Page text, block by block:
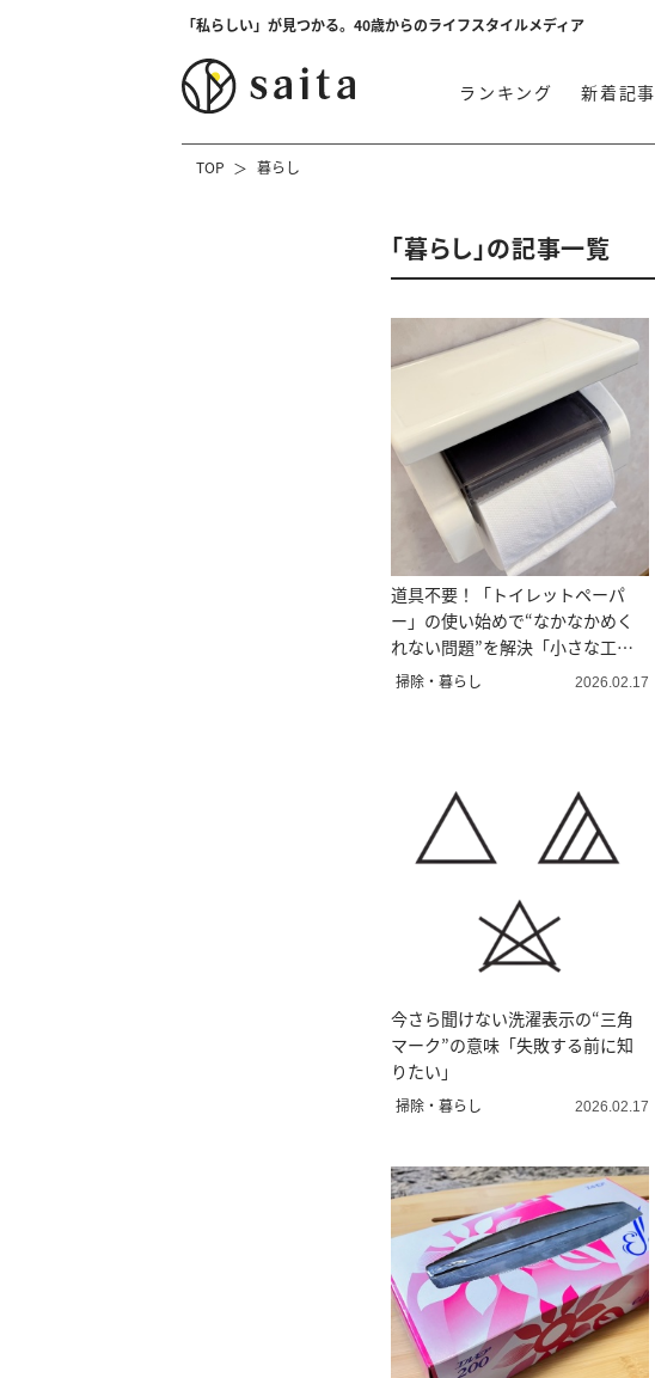
「私らしい」が見つかる。40歳からのライフスタイルメディア
ランキング 新着記事
TOP 暮らし
「暮らし」の記事一覧
道具不要！「トイレットペーパ
ー」の使い始めで“なかなかめく
れない問題”を解決「小さな工夫
だけ」
掃除・暮らし 2026.02.17
今さら聞けない洗濯表示の“三角
マーク”の意味「失敗する前に知
りたい」
掃除・暮らし 2026.02.17